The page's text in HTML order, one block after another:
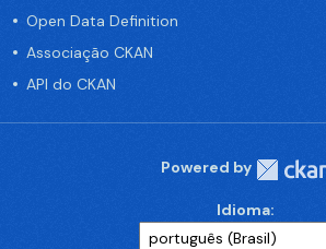
Open Data Definition
Associação CKAN
API do CKAN
Powered by
Idioma